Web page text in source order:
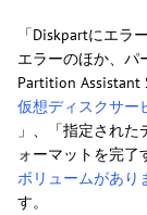
「Diskpartにエラ
エラーのほか、パ
Partition Assistant
仮想ディスクサー
」、「指定され
ォーマットを完了
ボリュームがあり
す。